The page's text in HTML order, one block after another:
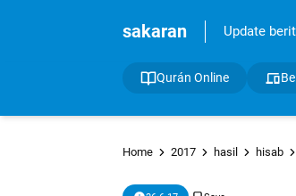
sakaran Update
Qurán Online
Home 2017 hasil hisab